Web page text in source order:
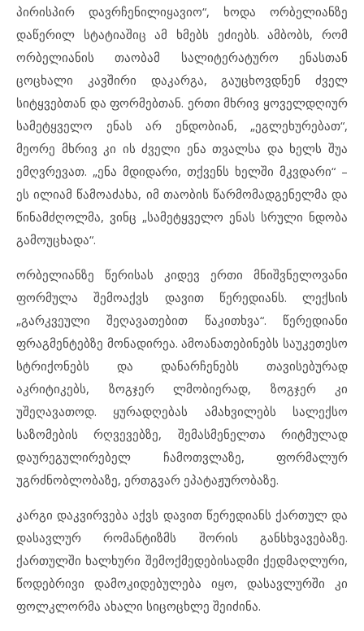
პირისპირ დავრჩენილიყავიო“, ხოდა ორბელიანზე
დაწერილ სტატიაშიც ამ ხმებს ეძიებს. ამბობს, რომ
ორბელიანის თაობამ სალიტერატურო ენასთან
ცოცხალი კავშირი დაკარგა, გაუცხოვდნენ ძველ
სიტყვებთან და ფორმებთან. ერთი მხრივ ყოველდღიურ
სამეტყველო ენას არ ენდობიან, „ეგლეხურებათ“,
მეორე მხრივ კი ის ძველი ენა თვალსა და ხელს შუა
ემღვრევათ. „ენა მდიდარი, თქვენს ხელში მკვდარი“ –
ეს ილიამ წამოაძახა, იმ თაობის წარმომადგენელმა და
წინამძღოლმა, ვინც „სამეტყველო ენას სრული ნდობა
გამოუცხადა“.
ორბელიანზე წერისას კიდევ ერთი მნიშვნელოვანი
ფორმულა შემოაქვს დავით წერედიანს. ლექსის
„გარკვეული შეღავათებით წაკითხვა“. წერედიანი
ფრაგმენტებზე მონადირეა. ამოანათებინებს საუკეთესო
სტრიქონებს და დანარჩენებს თავისებურად
აკრიტიკებს, ზოგჯერ ლმობიერად, ზოგჯერ კი
უშეღავათოდ. ყურადღებას ამახვილებს სალექსო
საზომების რღვევებზე, შემასმენელთა რიტმულად
დაურეგულირებელ ჩამოთვლაზე, ფორმალურ
უგრძნობლობაზე, ერთგვარ ეპატაჟურობაზე.
კარგი დაკვირვება აქვს დავით წერედიანს ქართულ და
დასავლურ რომანტიზმს შორის განსხვავებაზე.
ქართულში ხალხური შემოქმედებისადმი ქედმაღლური,
წოდებრივი დამოკიდებულება იყო, დასავლურში კი
ფოლკლორმა ახალი სიცოცხლე შეიძინა.